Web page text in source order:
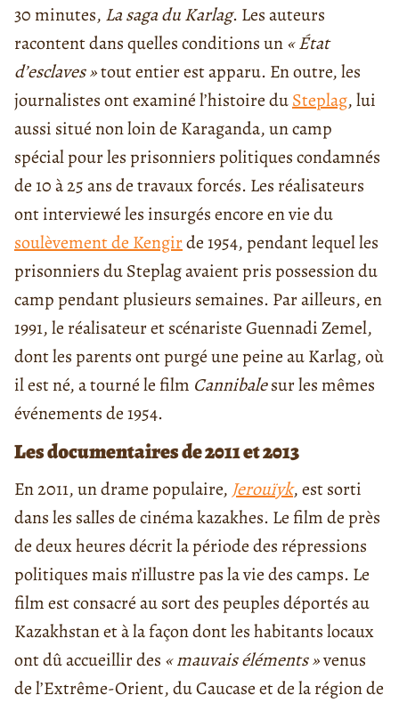
30 minutes, La saga du Karlag. Les auteurs
racontent dans quelles conditions un« État
d’esclaves »tout entier est apparu. En outre, les
journalistes ont examiné l’histoire duSteplag, lui
aussi situé non loin de Karaganda, un camp
spécial pour les prisonniers politiques condamnés
de 10 à 25 ans de travaux forcés. Les réalisateurs
ont interviewé les insurgés encore en vie du
soulèvement de Kengirde 1954, pendant lequel les
prisonniers du Steplag avaient pris possession du
camp pendant plusieurs semaines. Par ailleurs, en
1991, le réalisateur et scénariste Guennadi Zemel,
dont les parents ont purgé une peine au Karlag, où
il est né, a tourné le film Cannibalesur les mêmes
événements de 1954.
Les documentaires de 2011 et 2013
En 2011, un drame populaire, Jerouïyk, est sorti
dans les salles de cinéma kazakhes. Le film de près
de deux heures décrit la période des répressions
politiques mais n’illustre pas la vie des camps. Le
film est consacré au sort des peuples déportés au
Kazakhstan et à la façon dont les habitants locaux
ont dû accueillir des « mauvais éléments »venus
de l’Extrême-Orient, du Caucase et de la région de